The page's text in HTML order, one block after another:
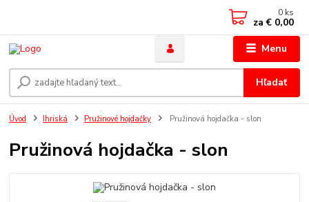
Menu
Hľadať
0 ks
za € 0,00
Úvod Ihriská Pružinové hojdačky Pružinová hojdačka - slon
Pružinová hojdačka - slon